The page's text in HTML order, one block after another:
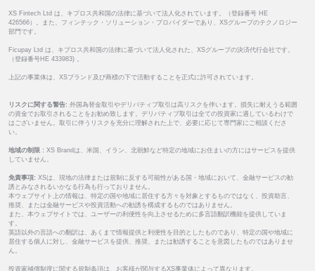
XS Fintech Ltd は、キプロス共和国の法律に基づいて法人化されています。（登録番号 HE
426566）。また、フィンテック・ソリューション・プロバイダーであり、XSグループのテクノロジー
部門です。
Ficupay Ltd は、キプロス共和国の法律に基づいて法人化された、XSグループの決済代行会社です。
（登録番号HE 433983) 。
上記の事業体は、XSブランド及び商標の下で活動することを正式に許可されています。
リスクに関する警告: 外国為替金取引やデリバティブ取引は高リスクを伴います。損失に耐えうる範囲
の資金でお取引されることをお勧め致します。デリバティブ取引は全ての投資家に適しているわけで
はございません。取引に伴うリスクを充分に理解された上で、必要に応じて専門家にご相談くださ
い。
地域の制限 : XS Brandは、米国、イラン、北朝鮮など特定の地域にお住まいの方にはサービスを提供
していません。
免責事項: XSは、現地の法律または規制に反する可能性がある国・地域において、金融サービスの勧
誘とみなされるいかなる行為も行っておりません。
本ウェブサイト上の情報は、特定の国や地域に居住する方々を対象とするものではなく、投資助言、
推奨、または金融サービスや投資活動への勧誘を構成するものではありません。
また、本ウェブサイトでは、ユーザーの利便性を向上させるために多言語翻訳機能を提供していま
す。
英語以外の言語への翻訳は、あくまで情報提供と利便性を目的としたものであり、特定の国や地域に
居住する個人に対し、金融サービスを提供、推奨、または勧誘することを意図したものではありませ
ん。
投資家補償制度に関する規制条項は、お客様が関与するXS事業体によって異なります。